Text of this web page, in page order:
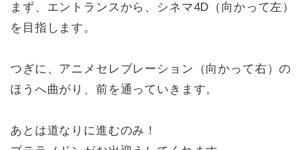
まず、エントランスから、シネマ4D（向かって左）
を目指します。
つぎに、アニメセレブレーション（向かって右）の
ほうへ曲がり、前を通っていきます。
あとは道なりに進むのみ！